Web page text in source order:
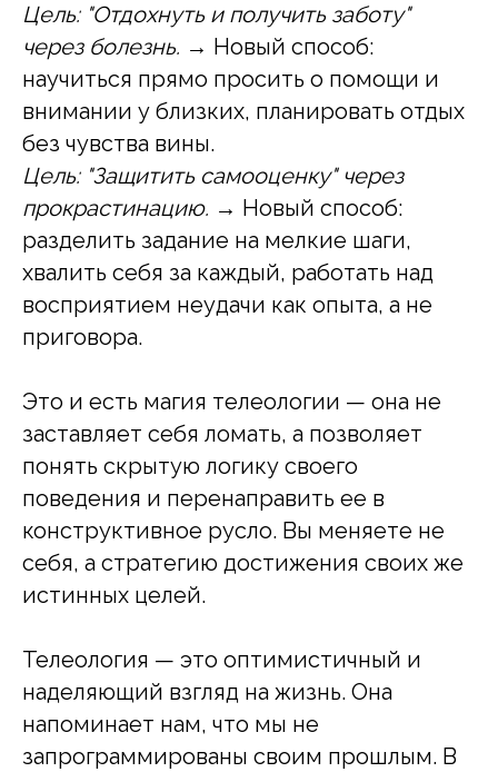
Цель: "Отдохнуть и получить заботу"
через болезнь. → Новый способ:
научиться прямо просить о помощи и
внимании у близких, планировать отдых
без чувства вины.
Цель: "Защитить самооценку" через
прокрастинацию. → Новый способ:
разделить задание на мелкие шаги,
хвалить себя за каждый, работать над
восприятием неудачи как опыта, а не
приговора.
Это и есть магия телеологии — она не
заставляет себя ломать, а позволяет
понять скрытую логику своего
поведения и перенаправить ее в
конструктивное русло. Вы меняете не
себя, а стратегию достижения своих же
истинных целей.
Телеология — это оптимистичный и
наделяющий взгляд на жизнь. Она
напоминает нам, что мы не
запрограммированы своим прошлым. В